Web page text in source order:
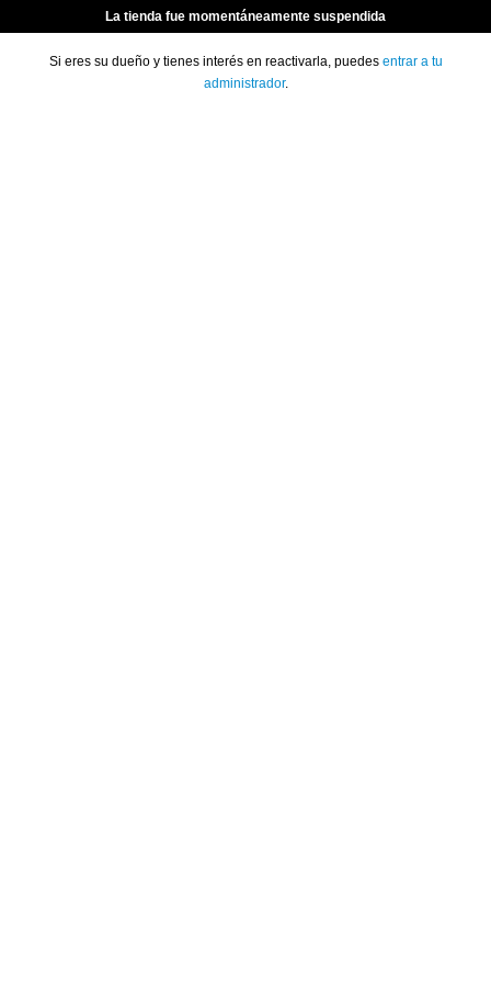
La tienda fue momentáneamente suspendida
Si eres su dueño y tienes interés en reactivarla, puedes entrar a tu
administrador.